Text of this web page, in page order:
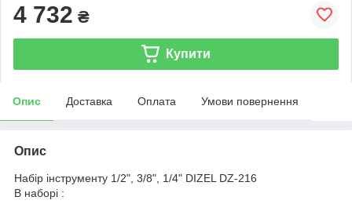
4 732 ₴
Купити
Опис Доставка Оплата Умови повернення
Опис
Набір інструменту 1/2", 3/8", 1/4" DIZEL DZ-216
В наборі :